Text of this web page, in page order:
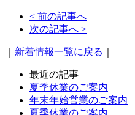
< 前の記事へ
次の記事へ >
新着情報一覧に戻る
最近の記事
夏季休業のご案内
年末年始営業のご案内